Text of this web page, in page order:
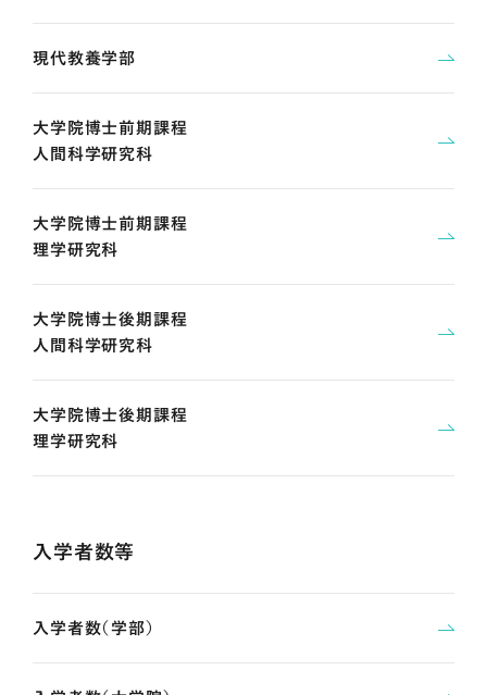
現代教養学部
大学院博士前期課程
人間科学研究科
大学院博士前期課程
理学研究科
大学院博士後期課程
人間科学研究科
大学院博士後期課程
理学研究科
入学者数等
入学者数（学部）